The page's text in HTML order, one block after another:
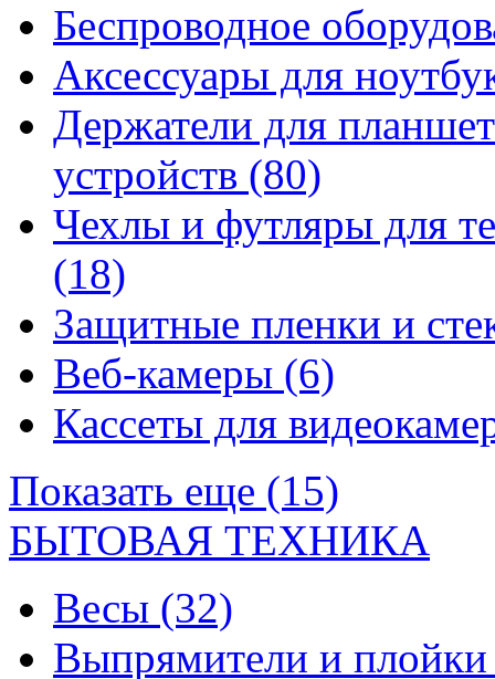
Беспроводное
Аксессуары для
Держатели для
устройств (80)
Чехлы и футляры для
(18)
Защитные пленки и
Веб-камеры (6)
Кассеты для
Показать еще (15)
БЫТОВАЯ ТЕХНИКА
Весы (32)
Выпрямители и